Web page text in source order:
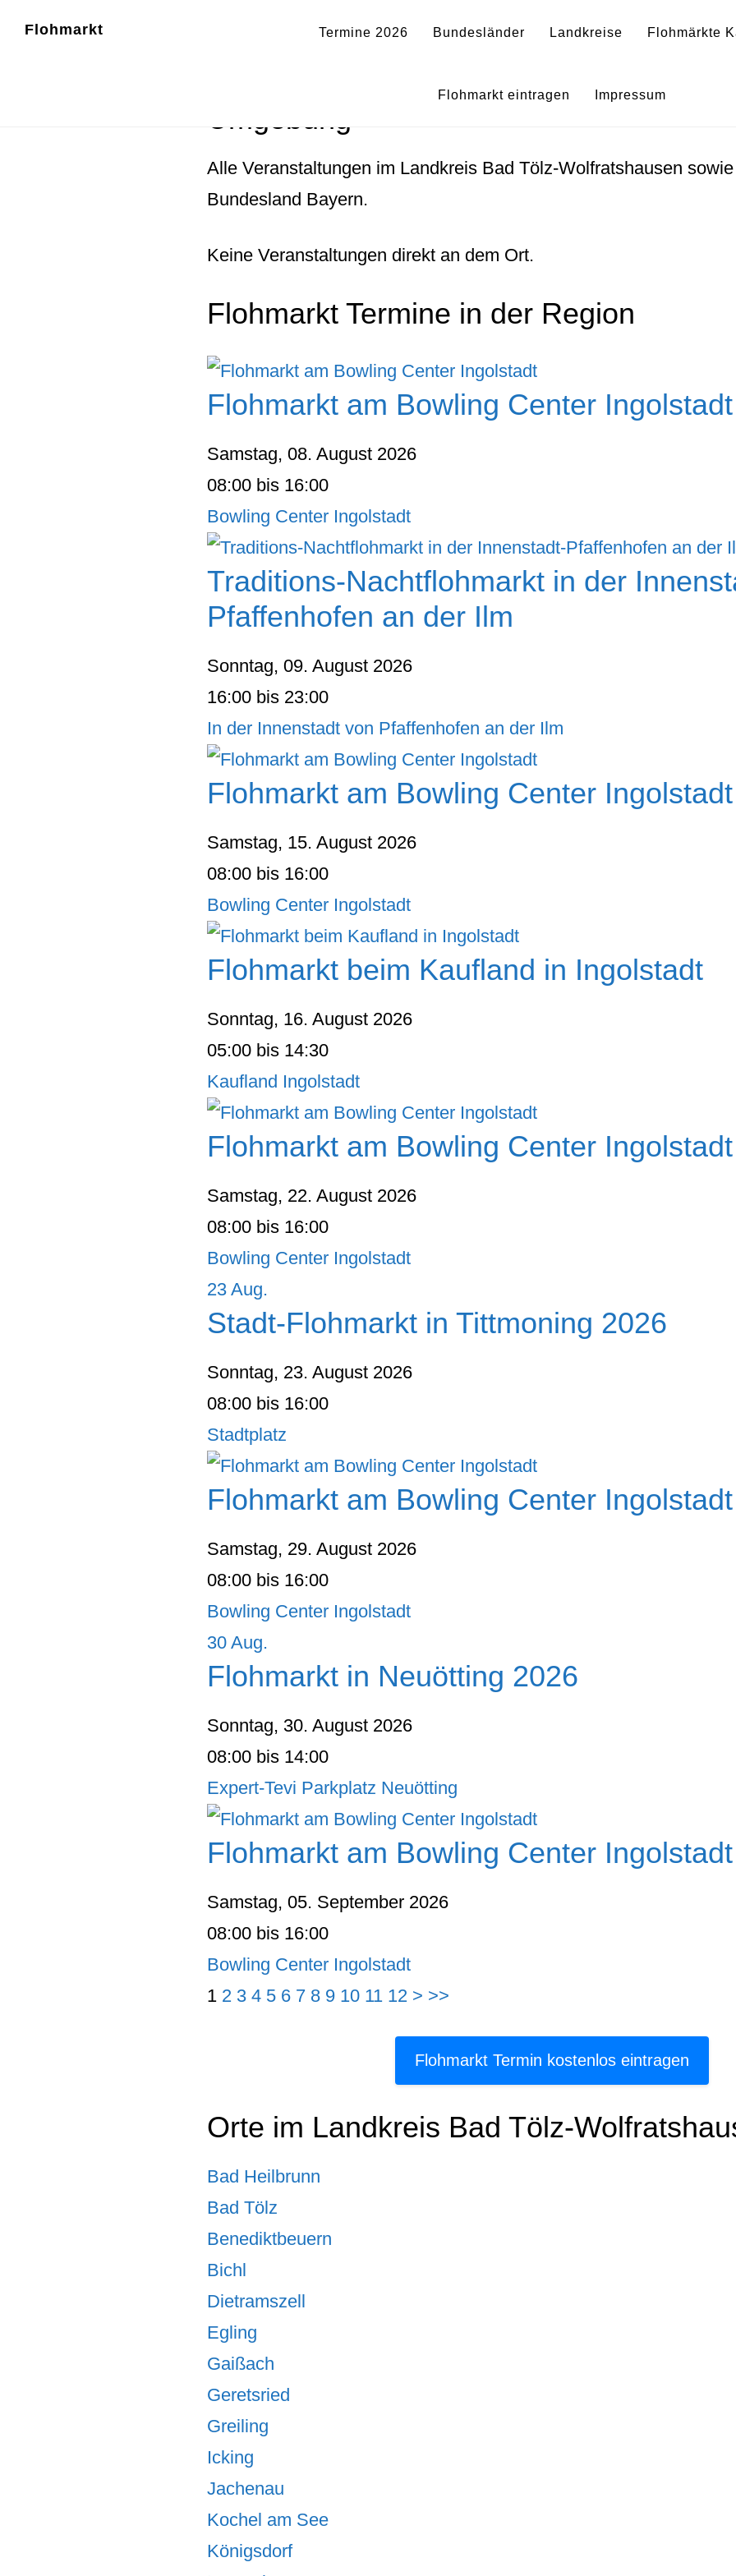
Flohmarkt Termine 2026 Bundesländer Landkreise Flohmärkte
Flohmarkt eintragen Impressum
Flohmärkte in Bad Tölz-
Umgebung
Alle Veranstaltungen im Landkreis Bad Tölz-Wolfratshausen
Bundesland Bayern.
Keine Veranstaltungen direkt an dem Ort.
Flohmarkt Termine in der Region
Flohmarkt am Bowling Center Ingolstadt
Samstag, 08. August 2026
08:00 bis 16:00
Bowling Center Ingolstadt
Traditions-Nachtflohmarkt in der
Pfaffenhofen an der Ilm
Sonntag, 09. August 2026
16:00 bis 23:00
In der Innenstadt von Pfaffenhofen an der Ilm
Flohmarkt am Bowling Center Ingolstadt
Samstag, 15. August 2026
08:00 bis 16:00
Bowling Center Ingolstadt
Flohmarkt beim Kaufland in Ingolstadt
Sonntag, 16. August 2026
05:00 bis 14:30
Kaufland Ingolstadt
Flohmarkt am Bowling Center Ingolstadt
Samstag, 22. August 2026
08:00 bis 16:00
Bowling Center Ingolstadt
23 Aug.
Stadt-Flohmarkt in Tittmoning 2026
Sonntag, 23. August 2026
08:00 bis 16:00
Stadtplatz
Flohmarkt am Bowling Center Ingolstadt
Samstag, 29. August 2026
08:00 bis 16:00
Bowling Center Ingolstadt
30 Aug.
Flohmarkt in Neuötting 2026
Sonntag, 30. August 2026
08:00 bis 14:00
Expert-Tevi Parkplatz Neuötting
Flohmarkt am Bowling Center Ingolstadt
Samstag, 05. September 2026
08:00 bis 16:00
Bowling Center Ingolstadt
1 2 3 4 5 6 7 8 9 10 11 12 > >>
Flohmarkt Termin kostenlos eintragen
Orte im Landkreis Bad Tölz-
Bad Heilbrunn
Bad Tölz
Benediktbeuern
Bichl
Dietramszell
Egling
Gaißach
Geretsried
Greiling
Icking
Jachenau
Kochel am See
Königsdorf